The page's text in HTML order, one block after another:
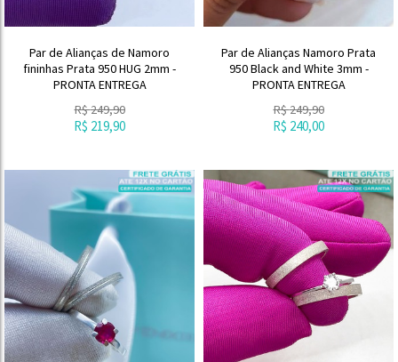
Par de Alianças de Namoro
fininhas Prata 950 HUG 2mm -
PRONTA ENTREGA
R$249,90
R$ 219,90
Par de Alianças Namoro Prata
950 Black and White 3mm -
PRONTA ENTREGA
R$249,90
R$ 240,00